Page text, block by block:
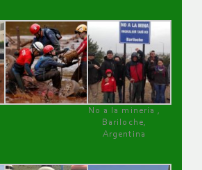
No a la minería ,
Bariloche,
Argentina